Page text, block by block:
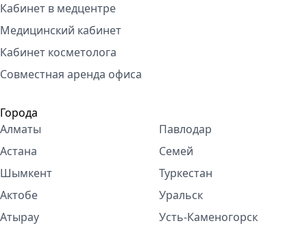
Кабинет в медцентре
Медицинский кабинет
Кабинет косметолога
Совместная аренда офиса
Города
Алматы
Астана
Шымкент
Актобе
Атырау
Павлодар
Семей
Туркестан
Уральск
Усть-Каменогорск